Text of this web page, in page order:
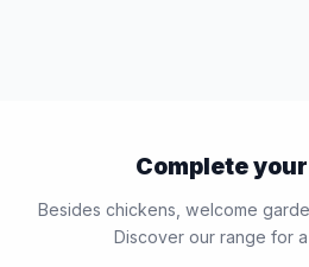
Complete
Besides chickens, welcome
Discover our range for